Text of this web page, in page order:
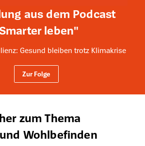
aus dem Podcast
leben"
Gesund bleiben trotz Klimakrise
Zur Folge
zum Thema
Wohlbefinden